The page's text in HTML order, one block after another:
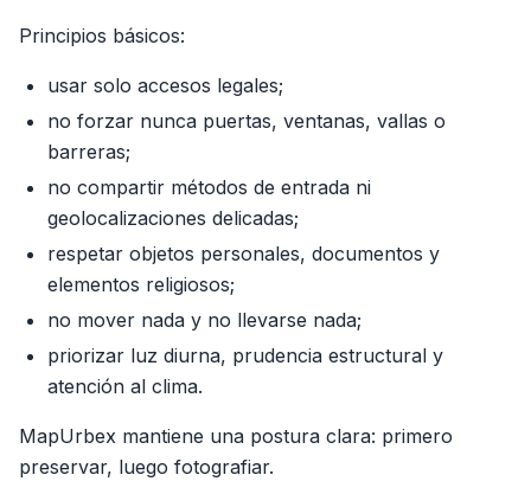
Principios básicos:
usar solo accesos legales;
no forzar nunca puertas, ventanas, vallas o
barreras;
no compartir métodos de entrada ni
geolocalizaciones delicadas;
respetar objetos personales, documentos y
elementos religiosos;
no mover nada y no llevarse nada;
priorizar luz diurna, prudencia estructural y
atención al clima.
MapUrbex mantiene una postura clara: primero
preservar, luego fotografiar.